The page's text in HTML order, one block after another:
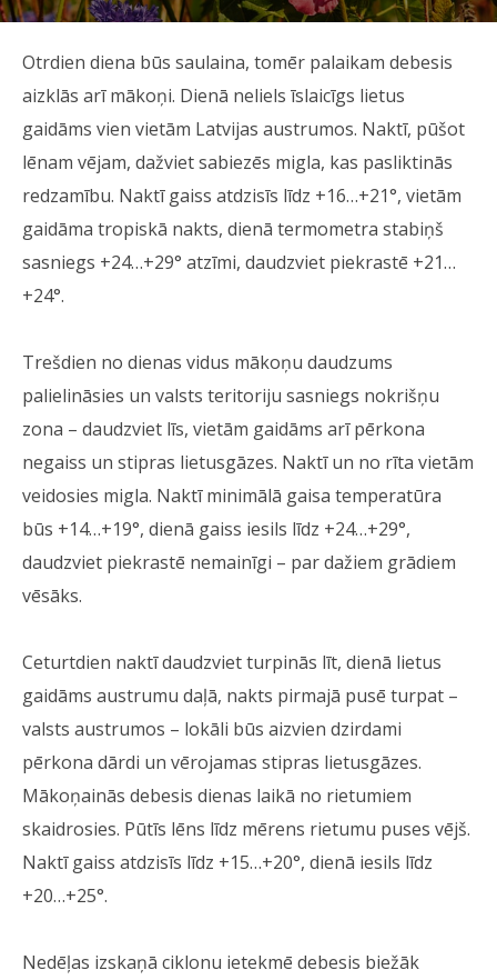
Otrdien diena būs saulaina, tomēr palaikam debesis
aizklās arī mākoņi. Dienā neliels īslaicīgs lietus
gaidāms vien vietām Latvijas austrumos. Naktī, pūšot
lēnam vējam, dažviet sabiezēs migla, kas pasliktinās
redzamību. Naktī gaiss atdzisīs līdz +16…+21°, vietām
gaidāma tropiskā nakts, dienā termometra stabiņš
sasniegs +24…+29° atzīmi, daudzviet piekrastē +21…
+24°.
Trešdien no dienas vidus mākoņu daudzums
palielināsies un valsts teritoriju sasniegs nokrišņu
zona – daudzviet līs, vietām gaidāms arī pērkona
negaiss un stipras lietusgāzes. Naktī un no rīta vietām
veidosies migla. Naktī minimālā gaisa temperatūra
būs +14…+19°, dienā gaiss iesils līdz +24…+29°,
daudzviet piekrastē nemainīgi – par dažiem grādiem
vēsāks.
Ceturtdien naktī daudzviet turpinās līt, dienā lietus
gaidāms austrumu daļā, nakts pirmajā pusē turpat –
valsts austrumos – lokāli būs aizvien dzirdami
pērkona dārdi un vērojamas stipras lietusgāzes.
Mākoņainās debesis dienas laikā no rietumiem
skaidrosies. Pūtīs lēns līdz mērens rietumu puses vējš.
Naktī gaiss atdzisīs līdz +15…+20°, dienā iesils līdz
+20…+25°.
Nedēļas izskaņā ciklonu ietekmē debesis biežāk